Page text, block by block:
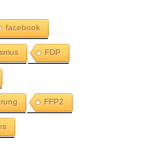
facebook
FDP
FFP2